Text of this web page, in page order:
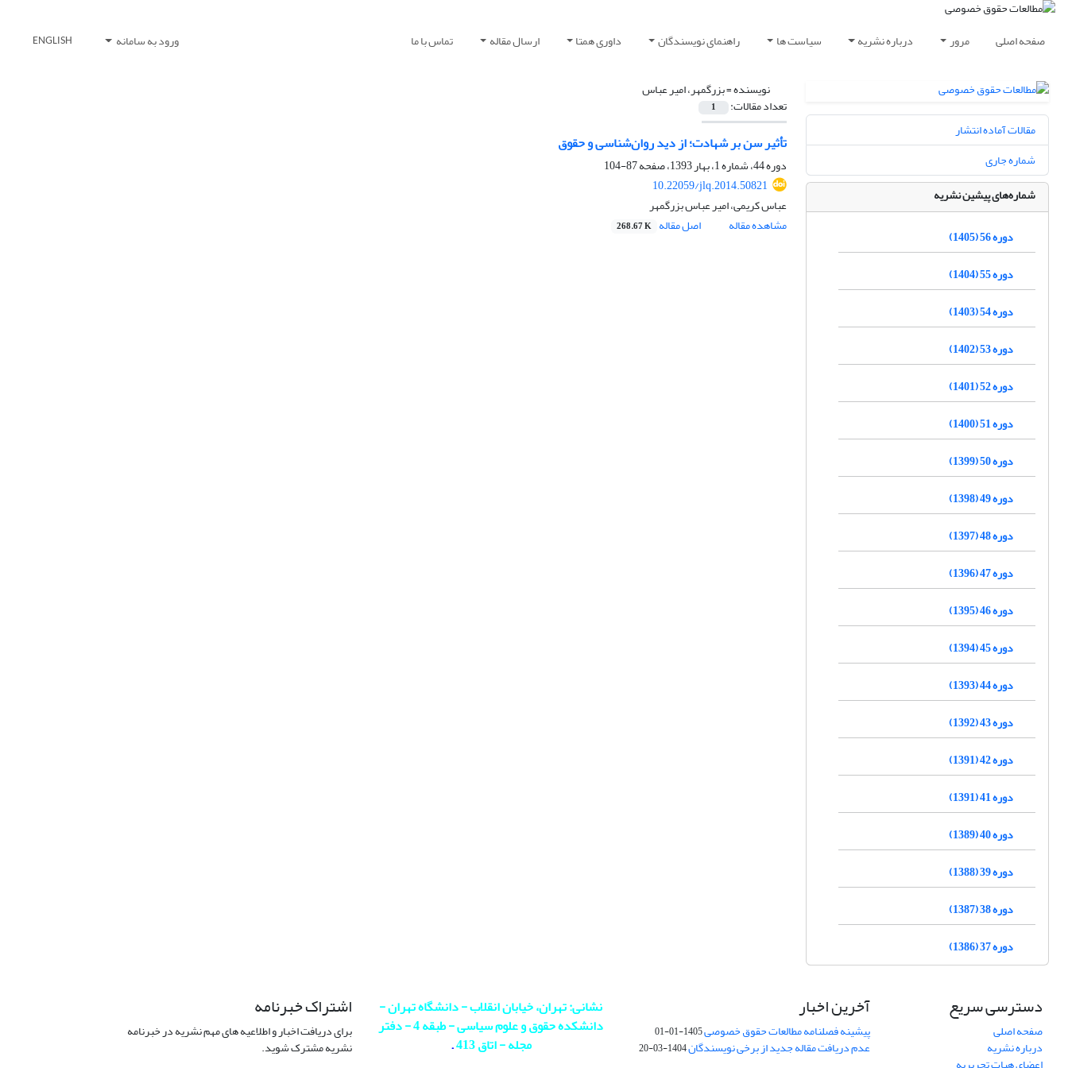
صفحه اصلی مرور درباره نشریه سیاست ها راهنمای نویسندگان داوری همتا ارسال مقاله تماس با ما ورود به سامانه ENGLISH
نویسنده =بزرگمهر، امیر عباس
تعداد مقالات: 1
تأثیر سن بر شهادت؛ از دید روان‌شناسی و حقوق
دوره 44، شماره 1، بهار 1393، صفحه
87-104
10.22059/jlq.2014.50821
عباس کریمی، امیر عباس بزرگمهر
مشاهده مقاله
اصل مقاله 268.67 K
مقالات آماده انتشار
شماره جاری
شماره‌های پیشین نشریه
دوره 56 (1405)
دوره 55 (1404)
دوره 54 (1403)
دوره 53 (1402)
دوره 52 (1401)
دوره 51 (1400)
دوره 50 (1399)
دوره 49 (1398)
دوره 48 (1397)
دوره 47 (1396)
دوره 46 (1395)
دوره 45 (1394)
دوره 44 (1393)
دوره 43 (1392)
دوره 42 (1391)
دوره 41 (1391)
دوره 40 (1389)
دوره 39 (1388)
دوره 38 (1387)
دوره 37 (1386)
دسترسی سریع
صفحه اصلی
درباره نشریه
آخرین اخبار
پیشینه فصلنامه مطالعات حقوق خصوصی1405-01-01
عدم دریافت مقاله جدید از برخی نویسندگان1404-03-20
نشانی: تهران، خیابان انقلاب - دانشگاه تهران -
دانشکده حقوق و علوم سیاسی - طبقه 4 - دفتر
مجله - اتاق 413
.
اشتراک خبرنامه
برای دریافت اخبار و اطلاعیه های مهم نشریه در خبرنامه
نشریه مشترک شوید.